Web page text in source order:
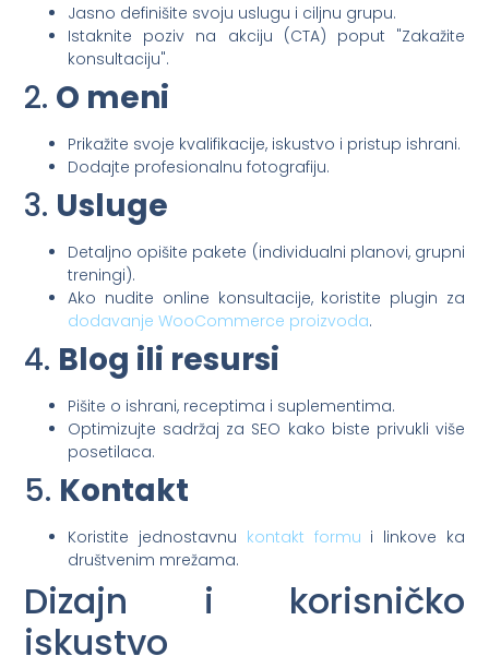
Jasno definišite svoju uslugu i ciljnu grupu.
Istaknite poziv na akciju (CTA) poput "Zakažite
konsultaciju".
2. O meni
Prikažite svoje kvalifikacije, iskustvo i pristup ishrani.
Dodajte profesionalnu fotografiju.
3. Usluge
Detaljno opišite pakete (individualni planovi, grupni
treningi).
Ako nudite online konsultacije, koristite plugin za
dodavanje WooCommerce proizvoda.
4. Blog ili resursi
Pišite o ishrani, receptima i suplementima.
Optimizujte sadržaj za SEO kako biste privukli više
posetilaca.
5. Kontakt
Koristite jednostavnu kontakt formu i linkove ka
društvenim mrežama.
Dizajn i korisničko
iskustvo